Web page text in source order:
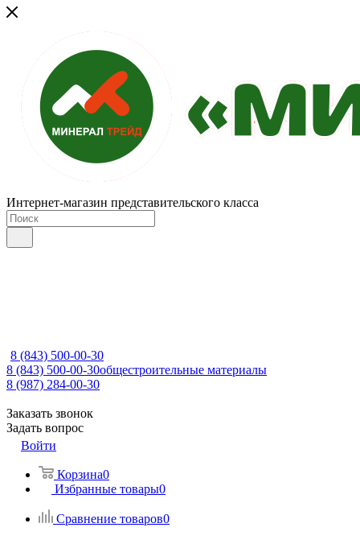
Интернет-магазин представительского класса
8 (843) 500-00-30
8 (843) 500-00-30общестроительные материалы
8 (987) 284-00-30
Заказать звонок
Задать вопрос
Войти
Корзина0
Избранные товары0
Сравнение товаров0